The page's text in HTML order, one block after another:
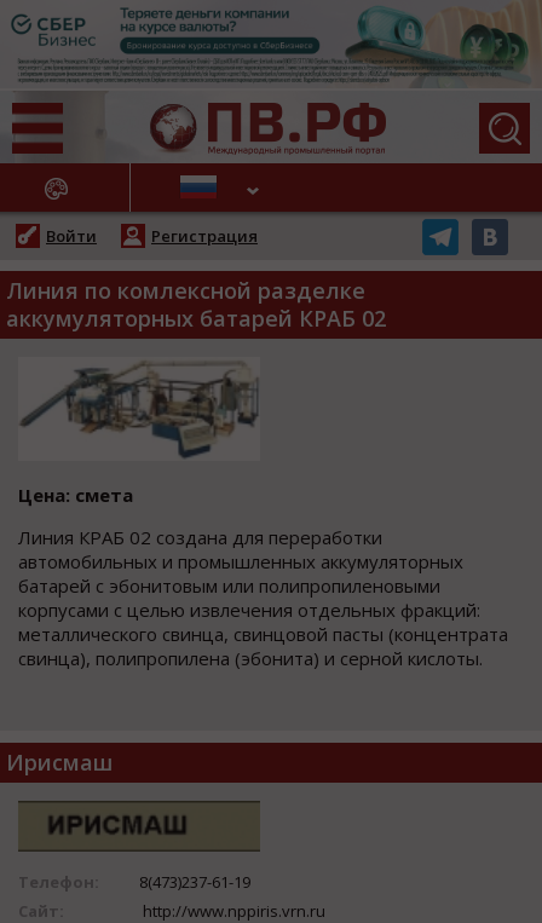
НОВОСТИ
Войти Регистрация
Линия по комлексной разделке
аккумуляторных батарей КРАБ 02
Цена: смета
Линия КРАБ 02 создана для переработки
автомобильных и промышленных аккумуляторных
батарей с эбонитовым или полипропиленовыми
корпусами с целью извлечения отдельных фракций:
металлического свинца, свинцовой пасты (концентрата
свинца), полипропилена (эбонита) и серной кислоты.
Ирисмаш
Телефон:
8(473)237-61-19
Сайт:
http://www.nppiris.vrn.ru